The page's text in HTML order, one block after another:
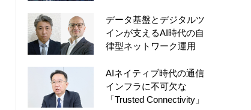
データ基盤とデジタルツ
インが支えるAI時代の自
律型ネットワーク運用
AIネイティブ時代の通信
インフラに不可欠な
「Trusted Connectivity」